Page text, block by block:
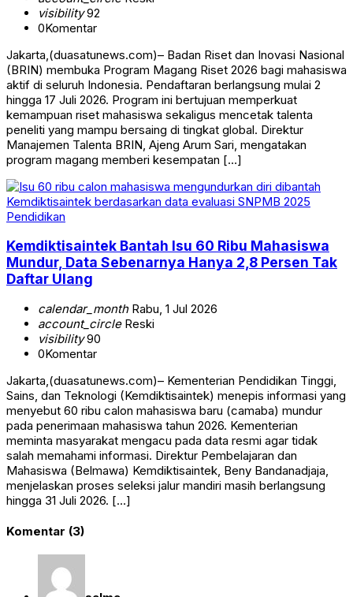
visibility92
0Komentar
Jakarta,(duasatunews.com)– Badan Riset dan Inovasi Nasional
(BRIN) membuka Program Magang Riset 2026 bagi mahasiswa
aktif di seluruh Indonesia. Pendaftaran berlangsung mulai 2
hingga 17 Juli 2026. Program ini bertujuan memperkuat
kemampuan riset mahasiswa sekaligus mencetak talenta
peneliti yang mampu bersaing di tingkat global. Direktur
Manajemen Talenta BRIN, Ajeng Arum Sari, mengatakan
program magang memberi kesempatan […]
Pendidikan
Kemdiktisaintek Bantah Isu 60 Ribu Mahasiswa
Mundur, Data Sebenarnya Hanya 2,8 Persen Tak
Daftar Ulang
calendar_monthRabu, 1 Jul 2026
account_circleReski
visibility90
0Komentar
Jakarta,(duasatunews.com)– Kementerian Pendidikan Tinggi,
Sains, dan Teknologi (Kemdiktisaintek) menepis informasi yang
menyebut 60 ribu calon mahasiswa baru (camaba) mundur
pada penerimaan mahasiswa tahun 2026. Kementerian
meminta masyarakat mengacu pada data resmi agar tidak
salah memahami informasi. Direktur Pembelajaran dan
Mahasiswa (Belmawa) Kemdiktisaintek, Beny Bandanadjaja,
menjelaskan proses seleksi jalur mandiri masih berlangsung
hingga 31 Juli 2026. […]
Komentar (3)